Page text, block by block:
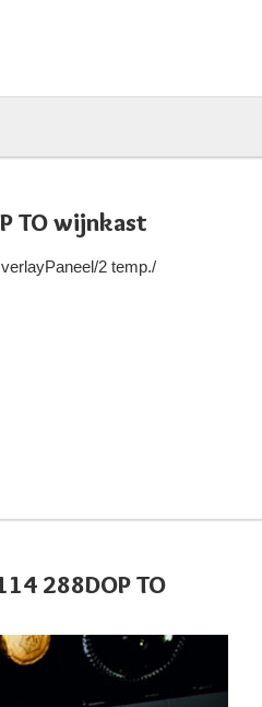
TO wijnkast
2 temp./
288DOP TO